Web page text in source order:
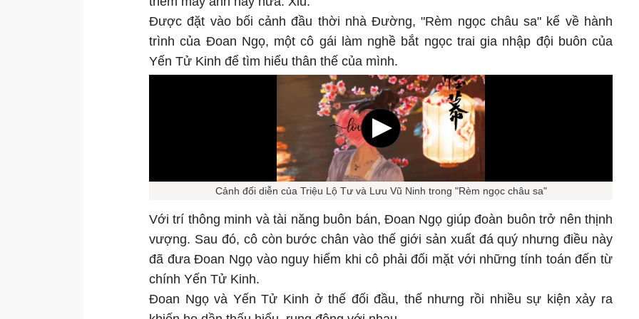
Được đặt vào bối cảnh đầu thời nhà Đường, "Rèm ngọc châu sa" kể về hành
trình của Đoan Ngọ, một cô gái làm nghề bắt ngọc trai gia nhập đội buôn của
Yến Tử Kinh để tìm hiểu thân thế của mình.
Cảnh đối diễn của Triệu Lộ Tư và Lưu Vũ Ninh trong "Rèm ngọc châu sa"
Với trí thông minh và tài năng buôn bán, Đoan Ngọ giúp đoàn buôn trở nên thịnh
vượng. Sau đó, cô còn bước chân vào thế giới sản xuất đá quý nhưng điều này
đã đưa Đoan Ngọ vào nguy hiểm khi cô phải đối mặt với những tính toán đến từ
chính Yến Tử Kinh.
Đoan Ngọ và Yến Tử Kinh ở thế đối đầu, thế nhưng rồi nhiều sự kiện xảy ra